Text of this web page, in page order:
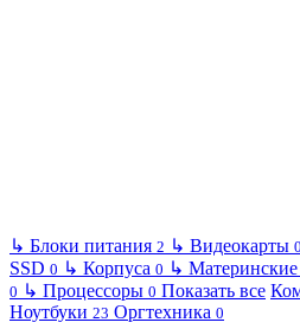
↳ Блоки питания 2 ↳ Видеокарты 0
SSD 0 ↳ Корпуса 0 ↳
0 ↳ Процессоры 0 Показать все
Ноутбуки 23 Оргтехника 0